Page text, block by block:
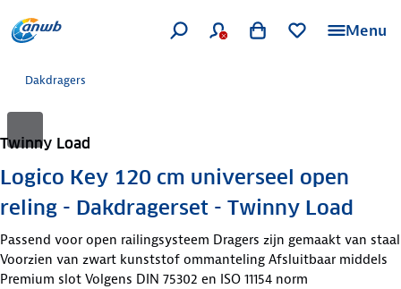
Menu
Dakdragers
Twinny Load
Logico Key 120 cm universeel open
reling - Dakdragerset - Twinny Load
Passend voor open railingsysteem Dragers zijn gemaakt van staal
Voorzien van zwart kunststof ommanteling Afsluitbaar middels
Premium slot Volgens DIN 75302 en ISO 11154 norm